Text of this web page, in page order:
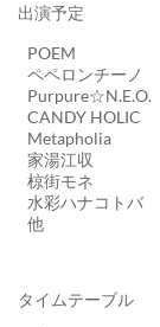
出演予定
POEM
ペペロンチーノ
Purpure☆N.E.O.
CANDY HOLIC
Metapholia
家湯江収
椋街モネ
水彩ハナコトバ
他
タイムテーブル